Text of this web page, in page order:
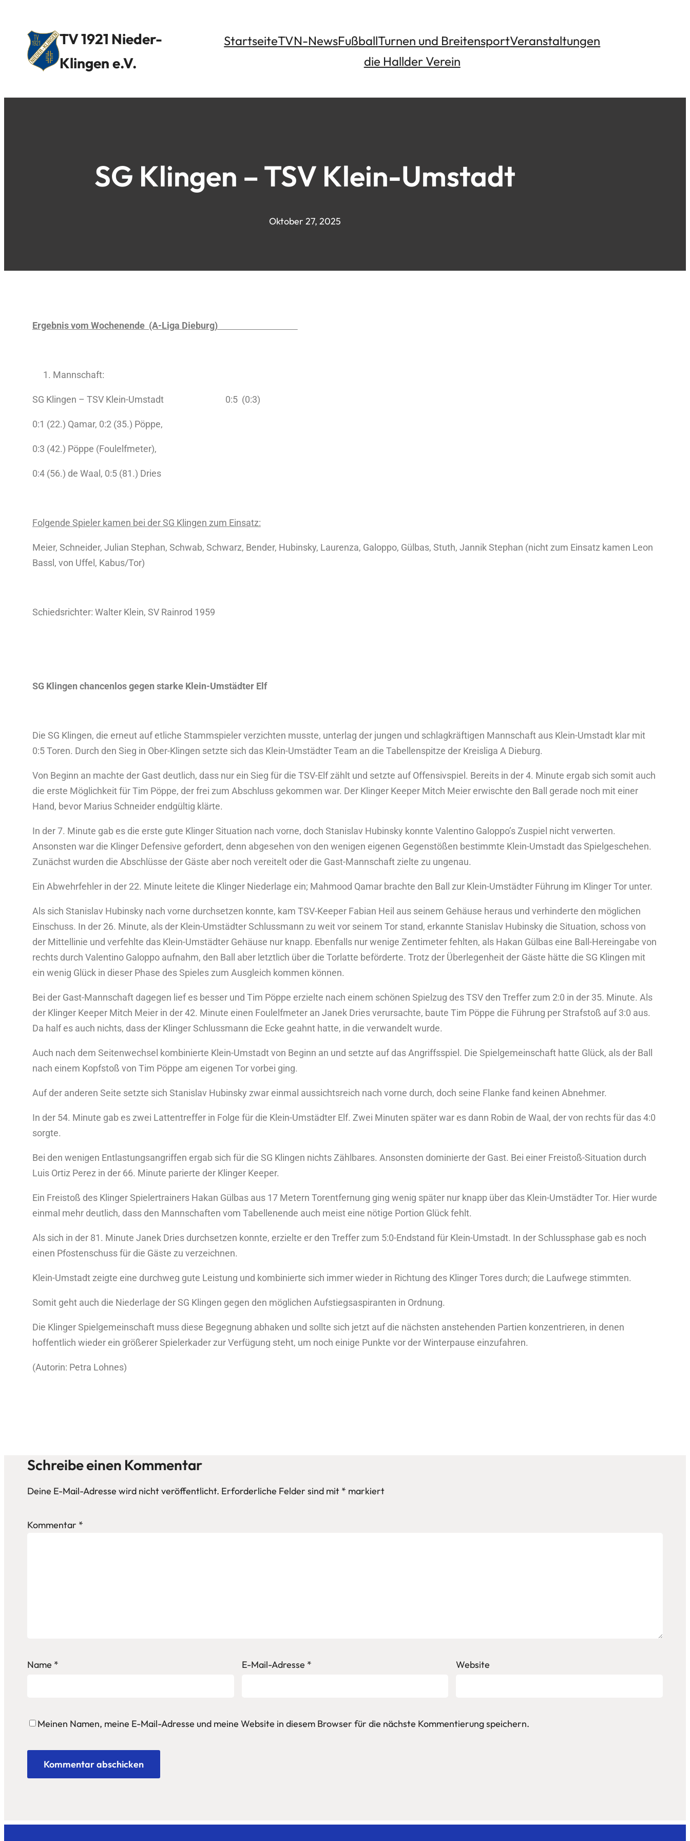
TV 1921 Nieder-
Klingen e.V.
StartseiteTVN-NewsFußballTurnen und BreitensportVeranstaltungen
die Hallder Verein
SG Klingen – TSV Klein-Umstadt
Oktober 27, 2025
Ergebnis vom Wochenende (A-Liga Dieburg)
Mannschaft:
SG Klingen – TSV Klein-Umstadt 0:5 (0:3)
0:1 (22.) Qamar, 0:2 (35.) Pöppe,
0:3 (42.) Pöppe (Foulelfmeter),
0:4 (56.) de Waal, 0:5 (81.) Dries
Folgende Spieler kamen bei der SG Klingen zum Einsatz:
Meier, Schneider, Julian Stephan, Schwab, Schwarz, Bender, Hubinsky, Laurenza, Galoppo, Gülbas, Stuth, Jannik Stephan (nicht zum Einsatz kamen Leon
Bassl, von Uffel, Kabus/Tor)
Schiedsrichter: Walter Klein, SV Rainrod 1959
SG Klingen chancenlos gegen starke Klein-Umstädter Elf
Die SG Klingen, die erneut auf etliche Stammspieler verzichten musste, unterlag der jungen und schlagkräftigen Mannschaft aus Klein-Umstadt klar mit
0:5 Toren. Durch den Sieg in Ober-Klingen setzte sich das Klein-Umstädter Team an die Tabellenspitze der Kreisliga A Dieburg.
Von Beginn an machte der Gast deutlich, dass nur ein Sieg für die TSV-Elf zählt und setzte auf Offensivspiel. Bereits in der 4. Minute ergab sich somit auch
die erste Möglichkeit für Tim Pöppe, der frei zum Abschluss gekommen war. Der Klinger Keeper Mitch Meier erwischte den Ball gerade noch mit einer
Hand, bevor Marius Schneider endgültig klärte.
In der 7. Minute gab es die erste gute Klinger Situation nach vorne, doch Stanislav Hubinsky konnte Valentino Galoppo’s Zuspiel nicht verwerten.
Ansonsten war die Klinger Defensive gefordert, denn abgesehen von den wenigen eigenen Gegenstößen bestimmte Klein-Umstadt das Spielgeschehen.
Zunächst wurden die Abschlüsse der Gäste aber noch vereitelt oder die Gast-Mannschaft zielte zu ungenau.
Ein Abwehrfehler in der 22. Minute leitete die Klinger Niederlage ein; Mahmood Qamar brachte den Ball zur Klein-Umstädter Führung im Klinger Tor unter.
Als sich Stanislav Hubinsky nach vorne durchsetzen konnte, kam TSV-Keeper Fabian Heil aus seinem Gehäuse heraus und verhinderte den möglichen
Einschuss. In der 26. Minute, als der Klein-Umstädter Schlussmann zu weit vor seinem Tor stand, erkannte Stanislav Hubinsky die Situation, schoss von
der Mittellinie und verfehlte das Klein-Umstädter Gehäuse nur knapp. Ebenfalls nur wenige Zentimeter fehlten, als Hakan Gülbas eine Ball-Hereingabe von
rechts durch Valentino Galoppo aufnahm, den Ball aber letztlich über die Torlatte beförderte. Trotz der Überlegenheit der Gäste hätte die SG Klingen mit
ein wenig Glück in dieser Phase des Spieles zum Ausgleich kommen können.
Bei der Gast-Mannschaft dagegen lief es besser und Tim Pöppe erzielte nach einem schönen Spielzug des TSV den Treffer zum 2:0 in der 35. Minute. Als
der Klinger Keeper Mitch Meier in der 42. Minute einen Foulelfmeter an Janek Dries verursachte, baute Tim Pöppe die Führung per Strafstoß auf 3:0 aus.
Da half es auch nichts, dass der Klinger Schlussmann die Ecke geahnt hatte, in die verwandelt wurde.
Auch nach dem Seitenwechsel kombinierte Klein-Umstadt von Beginn an und setzte auf das Angriffsspiel. Die Spielgemeinschaft hatte Glück, als der Ball
nach einem Kopfstoß von Tim Pöppe am eigenen Tor vorbei ging.
Auf der anderen Seite setzte sich Stanislav Hubinsky zwar einmal aussichtsreich nach vorne durch, doch seine Flanke fand keinen Abnehmer.
In der 54. Minute gab es zwei Lattentreffer in Folge für die Klein-Umstädter Elf. Zwei Minuten später war es dann Robin de Waal, der von rechts für das 4:0
sorgte.
Bei den wenigen Entlastungsangriffen ergab sich für die SG Klingen nichts Zählbares. Ansonsten dominierte der Gast. Bei einer Freistoß-Situation durch
Luis Ortiz Perez in der 66. Minute parierte der Klinger Keeper.
Ein Freistoß des Klinger Spielertrainers Hakan Gülbas aus 17 Metern Torentfernung ging wenig später nur knapp über das Klein-Umstädter Tor. Hier wurde
einmal mehr deutlich, dass den Mannschaften vom Tabellenende auch meist eine nötige Portion Glück fehlt.
Als sich in der 81. Minute Janek Dries durchsetzen konnte, erzielte er den Treffer zum 5:0-Endstand für Klein-Umstadt. In der Schlussphase gab es noch
einen Pfostenschuss für die Gäste zu verzeichnen.
Klein-Umstadt zeigte eine durchweg gute Leistung und kombinierte sich immer wieder in Richtung des Klinger Tores durch; die Laufwege stimmten.
Somit geht auch die Niederlage der SG Klingen gegen den möglichen Aufstiegsaspiranten in Ordnung.
Die Klinger Spielgemeinschaft muss diese Begegnung abhaken und sollte sich jetzt auf die nächsten anstehenden Partien konzentrieren, in denen
hoffentlich wieder ein größerer Spielerkader zur Verfügung steht, um noch einige Punkte vor der Winterpause einzufahren.
(Autorin: Petra Lohnes)
Schreibe einen Kommentar
Deine E-Mail-Adresse wird nicht veröffentlicht. Erforderliche Felder sind mit * markiert
Kommentar *
Name * E-Mail-Adresse * Website
Meinen Namen, meine E-Mail-Adresse und meine Website in diesem Browser für die nächste Kommentierung speichern.